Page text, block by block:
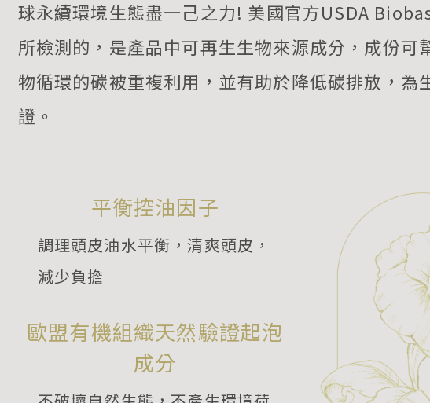
球永續環境生態盡一己之力! 美國官方USDA
所檢測的，是產品中可再生生物來源成分，成份可
物循環的碳被重複利用，並有助於降低碳排放，為
證。
平衡控油因子
調理頭皮油水平衡，清爽頭皮，
減少負擔
歐盟有機組織天然驗證起泡
成分